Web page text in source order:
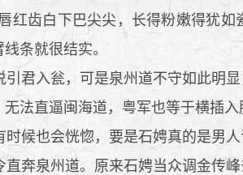
齿白下巴尖尖，长得粉嫩得犹
条就很结实。
君入瓮，可是泉州道不守如此明
法直逼闽海道，粤军也等于横插入
候也会恍惚，要是石娉真的是男人
奔泉州道。原来石娉当众调金传